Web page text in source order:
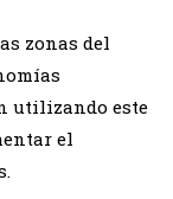
zonas del
utilizando este
el